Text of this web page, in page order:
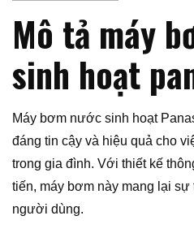
Mô tả máy
sinh hoạt
Máy bơm nước sinh hoạt
đáng tin cậy và hiệu quả cho
trong gia đình. Với thiết kế
tiến, máy bơm này mang lại sự
người dùng.